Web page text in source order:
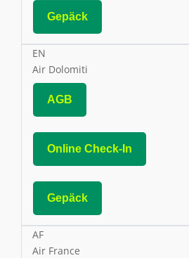
Gepäck
EN
Air Dolomiti
AGB
Online Check-In
Gepäck
AF
Air France